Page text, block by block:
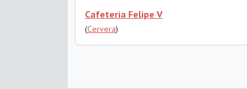
Cafeteria Felipe V
(Cervera)